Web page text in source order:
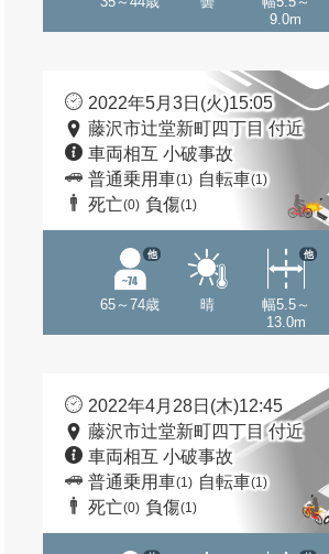
9.0m
2022年5月3日(火)15:05
藤沢市辻堂新町四丁目 付近
車両相互 小破事故
普通乗用車(1) 自転車(1)
死亡(0) 負傷(1)
65～74歳
他
晴
幅5.5～
13.0m
他
2022年4月28日(木)12:45
藤沢市辻堂新町四丁目 付近
車両相互 小破事故
普通乗用車(1) 自転車(1)
死亡(0) 負傷(1)